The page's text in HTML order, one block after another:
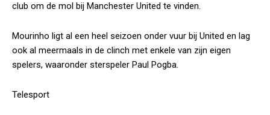
club om de mol bij Manchester United te vinden.
Mourinho ligt al een heel seizoen onder vuur bij United en lag
ook al meermaals in de clinch met enkele van zijn eigen
spelers, waaronder sterspeler Paul Pogba.
Telesport